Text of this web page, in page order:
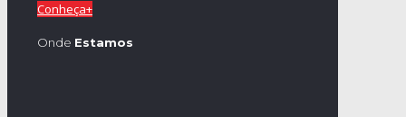
Conheça+
Onde Estamos